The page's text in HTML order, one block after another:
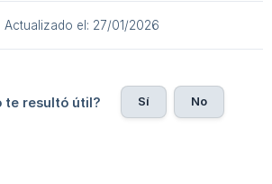
Actualizado el: 27/01/2026
te resultó útil? Sí No